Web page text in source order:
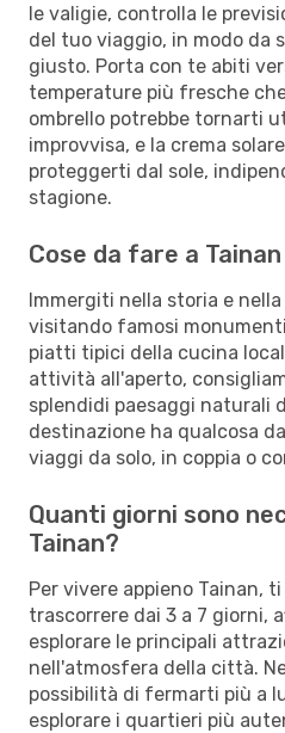
le valigie, controlla le
del tuo viaggio, in modo da
giusto. Porta con te abiti
temperature più fresche
ombrello potrebbe tornarti
improvvisa, e la crema
proteggerti dal sole,
stagione.
Cose da fare a Tainan
Immergiti nella storia e
visitando famosi
piatti tipici della cucina
attività all'aperto,
splendidi paesaggi naturali
destinazione ha qualcosa
viaggi da solo, in coppia o
Quanti giorni sono
Tainan?
Per vivere appieno Tainan,
trascorrere dai 3 a 7 giorni,
esplorare le principali
nell'atmosfera della città.
possibilità di fermarti più a
esplorare i quartieri più